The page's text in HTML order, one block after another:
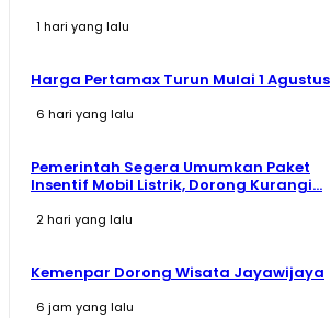
1 hari yang lalu
Harga Pertamax Turun Mulai 1 Agustus
6 hari yang lalu
Pemerintah Segera Umumkan Paket
Insentif Mobil Listrik, Dorong Kurangi...
2 hari yang lalu
Kemenpar Dorong Wisata Jayawijaya
6 jam yang lalu